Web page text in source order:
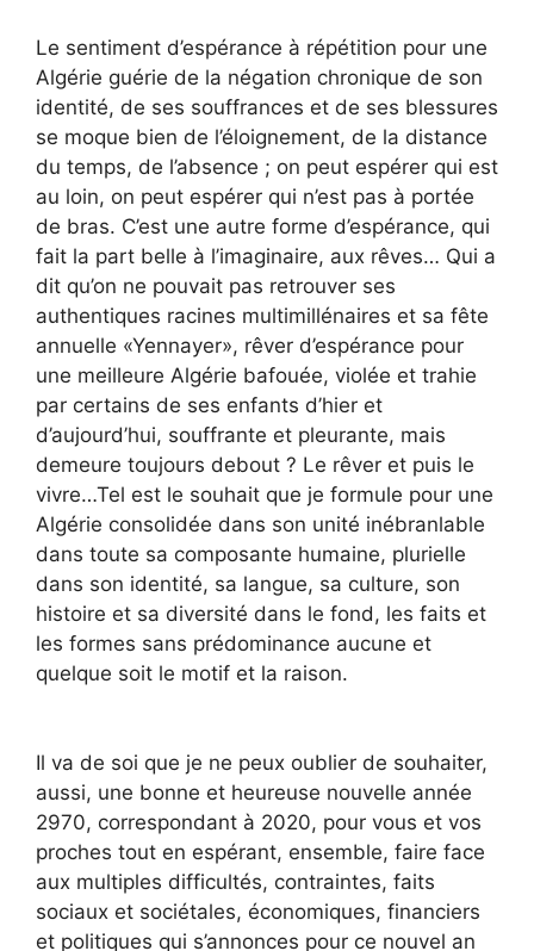
Le sentiment d’espérance à répétition pour une
Algérie guérie de la négation chronique de son
identité, de ses souffrances et de ses blessures
se moque bien de l’éloignement, de la distance
du temps, de l’absence ; on peut espérer qui est
au loin, on peut espérer qui n’est pas à portée
de bras. C’est une autre forme d’espérance, qui
fait la part belle à l’imaginaire, aux rêves… Qui a
dit qu’on ne pouvait pas retrouver ses
authentiques racines multimillénaires et sa fête
annuelle «Yennayer», rêver d’espérance pour
une meilleure Algérie bafouée, violée et trahie
par certains de ses enfants d’hier et
d’aujourd’hui, souffrante et pleurante, mais
demeure toujours debout ? Le rêver et puis le
vivre…Tel est le souhait que je formule pour une
Algérie consolidée dans son unité inébranlable
dans toute sa composante humaine, plurielle
dans son identité, sa langue, sa culture, son
histoire et sa diversité dans le fond, les faits et
les formes sans prédominance aucune et
quelque soit le motif et la raison.
Il va de soi que je ne peux oublier de souhaiter,
aussi, une bonne et heureuse nouvelle année
2970, correspondant à 2020, pour vous et vos
proches tout en espérant, ensemble, faire face
aux multiples difficultés, contraintes, faits
sociaux et sociétales, économiques, financiers
et politiques qui s’annonces pour ce nouvel an